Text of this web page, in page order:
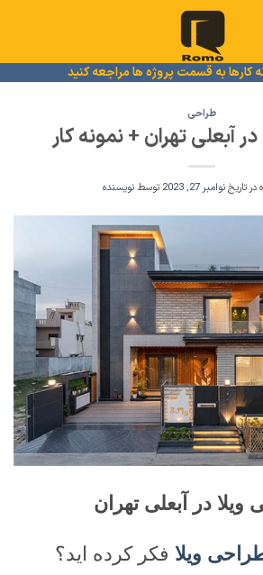
کارها به قسمت پروژه ها مراجعه کنید
طراحی
آبعلی تهران + نمونه کار
تاریخنوامبر 27, 2023 توسط نویسنده
در آبعلی تهران
ویلا فکر کرده اید؟